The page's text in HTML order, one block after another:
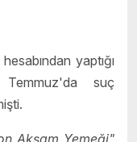
yaptığı
suç
Akşam Yemeği"